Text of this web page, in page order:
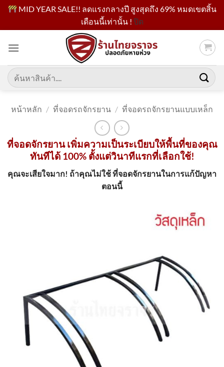
MID YEAR SALE!! ลดแรงกลางปี สูงสุดถึง 69% หมดเขตสิ้น
เดือนนี้เท่านั้น ! ปิด
เนื้อหา
ค้นหา:
หน้าหลัก / ที่จอดรถจักรยาน / ที่จอดรถจักรยานแบบเหล็ก
ที่จอดจักรยาน เพิ่มความเป็นระเบียบให้พื้นที่ของคุณ
ทันทีได้ 100% ตั้งแต่วินาทีแรกที่เลือกใช้!
คุณจะเสียใจมาก! ถ้าคุณไม่ใช้ ที่จอดจักรยานในการแก้ปัญหา
ตอนนี้